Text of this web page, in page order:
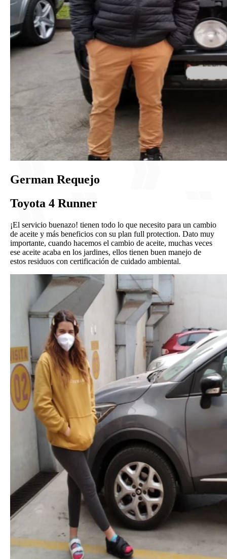
German Requejo
Toyota 4 Runner
¡El servicio buenazo! tienen todo lo que necesito para un cambio
de aceite y más beneficios con su plan full protection. Dato muy
importante, cuando hacemos el cambio de aceite, muchas veces
ese aceite acaba en los jardines, ellos tienen buen manejo de
estos residuos con certificación de cuidado ambiental.